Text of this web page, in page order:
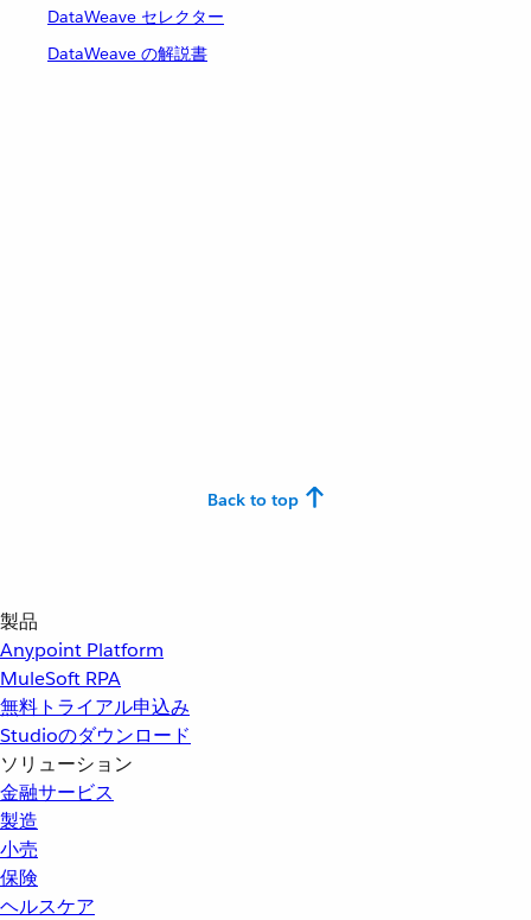
DataWeave セレクター
DataWeave の解説書
Back to top
製品
Anypoint Platform
MuleSoft RPA
無料トライアル申込み
Studioのダウンロード
ソリューション
金融サービス
製造
小売
保険
ヘルスケア